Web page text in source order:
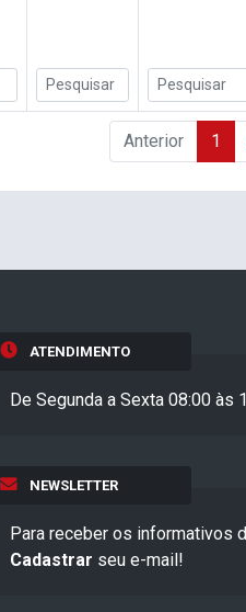
Anterior 1
ATENDIMENTO
De Segunda a Sexta 08:00 às
NEWSLETTER
Para receber os informativos
Cadastrar seu e-mail!